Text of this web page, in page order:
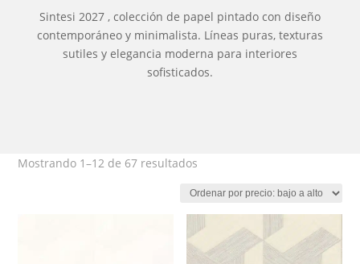
Sintesi 2027 , colección de papel pintado con diseño
contemporáneo y minimalista. Líneas puras, texturas
sutiles y elegancia moderna para interiores
sofisticados.
Mostrando 1–12 de 67 resultados
precio:
bajo
alto